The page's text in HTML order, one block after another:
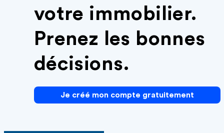
votre immobilier.
Prenez les bonnes
décisions.
Je créé mon compte gratuitement